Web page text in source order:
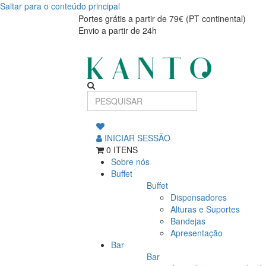
Saltar para o conteúdo principal
Portes grátis a partir de 79€ (PT continental)
Envio a partir de 24h
INICIAR SESSÃO
0 ITENS
Sobre nós
Buffet
Buffet
Dispensadores
Alturas e Suportes
Bandejas
Apresentação
Bar
Bar